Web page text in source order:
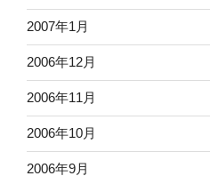
2007年1月
2006年12月
2006年11月
2006年10月
2006年9月